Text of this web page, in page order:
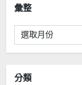
彙整
彙
整
分類